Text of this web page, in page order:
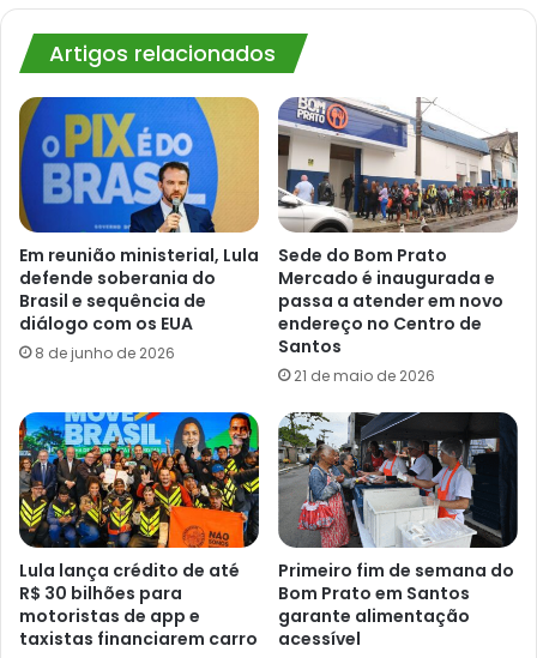
Artigos relacionados
Em reunião ministerial, Lula
defende soberania do
Brasil e sequência de
diálogo com os EUA
8 de junho de 2026
Sede do Bom Prato
Mercado é inaugurada e
passa a atender em novo
endereço no Centro de
Santos
21 de maio de 2026
Lula lança crédito de até
R$ 30 bilhões para
motoristas de app e
taxistas financiarem carro
Primeiro fim de semana do
Bom Prato em Santos
garante alimentação
acessível